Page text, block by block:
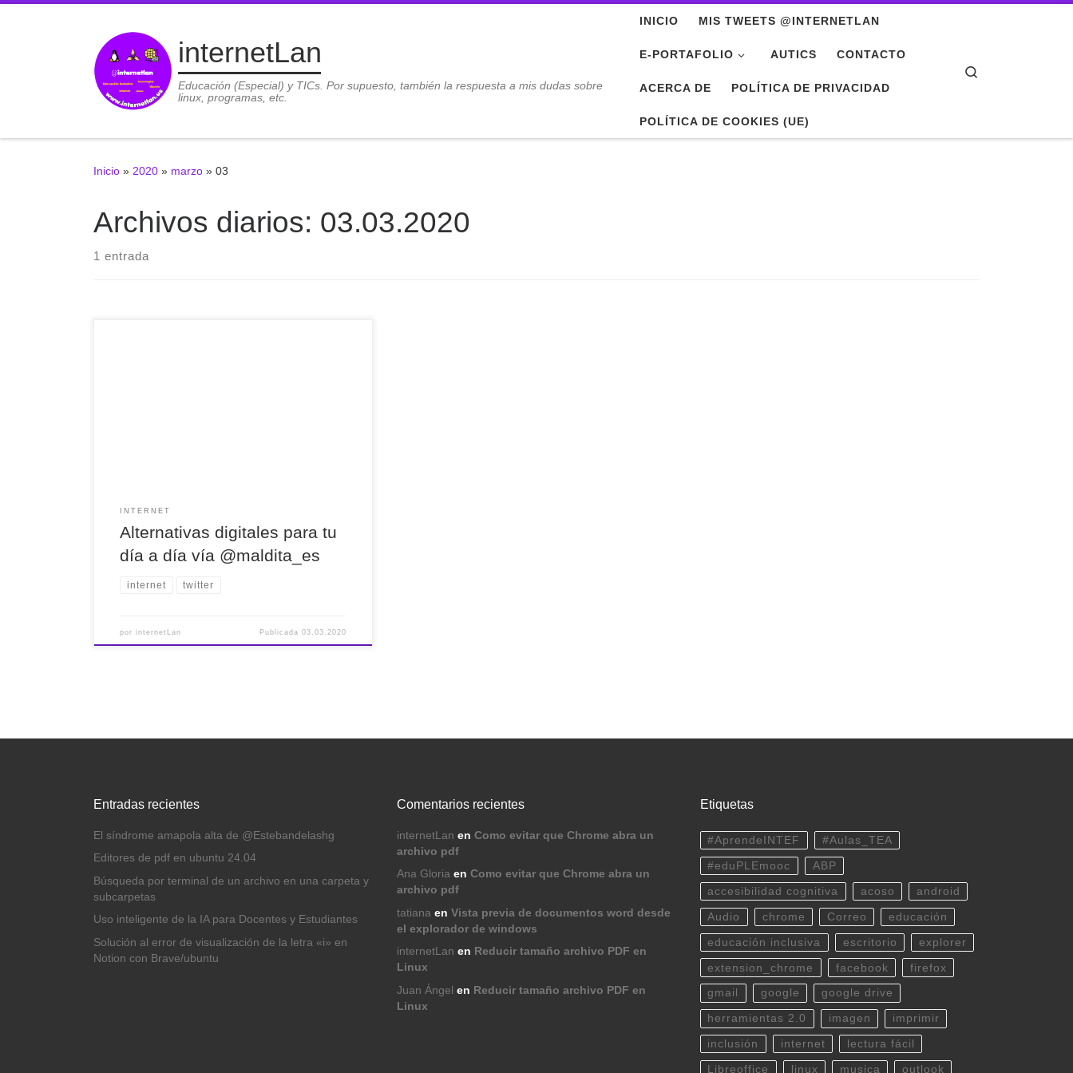
internetLan
Educación (Especial) y TICs. Por supuesto, también la respuesta a mis dudas sobre
linux, programas, etc.
INICIO MIS TWEETS @INTERNETLAN
E-PORTAFOLIO AUTICS CONTACTO
ACERCA DE POLÍTICA DE PRIVACIDAD
POLÍTICA DE COOKIES (UE)
Inicio » 2020 » marzo » 03
Archivos diarios: 03.03.2020
1 entrada
INTERNET
Alternativas digitales para tu
día a día vía @maldita_es
internet twitter
porinternetLan Publicada 03.03.2020
Entradas recientes
El síndrome amapola alta de @Estebandelashg
Editores de pdf en ubuntu 24.04
Búsqueda por terminal de un archivo en una carpeta y
subcarpetas
Uso inteligente de la IA para Docentes y Estudiantes
Solución al error de visualización de la letra «i» en
Notion con Brave/ubuntu
Comentarios recientes
internetLan en Como evitar que Chrome abra un
archivo pdf
Ana Gloria en Como evitar que Chrome abra un
archivo pdf
tatiana en Vista previa de documentos word desde
el explorador de windows
internetLan en Reducir tamaño archivo PDF en
Linux
Juan Ángel en Reducir tamaño archivo PDF en
Linux
Etiquetas
#AprendeINTEF #Aulas_TEA
#eduPLEmooc ABP
accesibilidad cognitiva acoso android
Audio chrome Correo educación
educación inclusiva escritorio explorer
extension_chrome facebook firefox
gmail google google drive
herramientas 2.0 imagen imprimir
inclusión internet lectura fácil
Libreoffice linux musica outlook